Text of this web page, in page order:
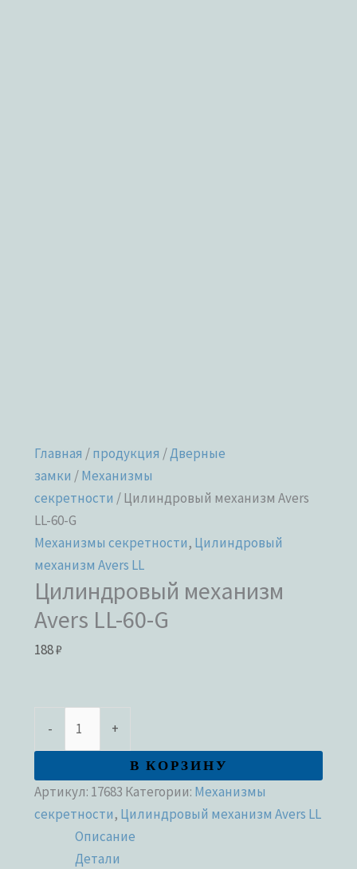
Главная /продукция /Дверные
замки /Механизмы
секретности / Цилиндровый механизм Avers
LL-60-G
Механизмы секретности, Цилиндровый
механизм Avers LL
Цилиндровый механизм
Avers LL-60-G
188₽
- +
В КОРЗИНУ
Артикул: 17683 Категории: Механизмы
секретности, Цилиндровый механизм Avers LL
Описание
Детали